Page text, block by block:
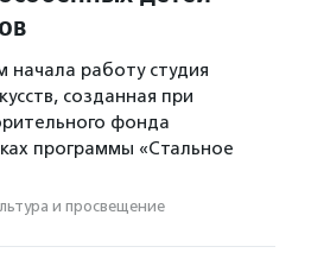
начала работу студия
созданная при
фонда
программы «Стальное
и просвещение